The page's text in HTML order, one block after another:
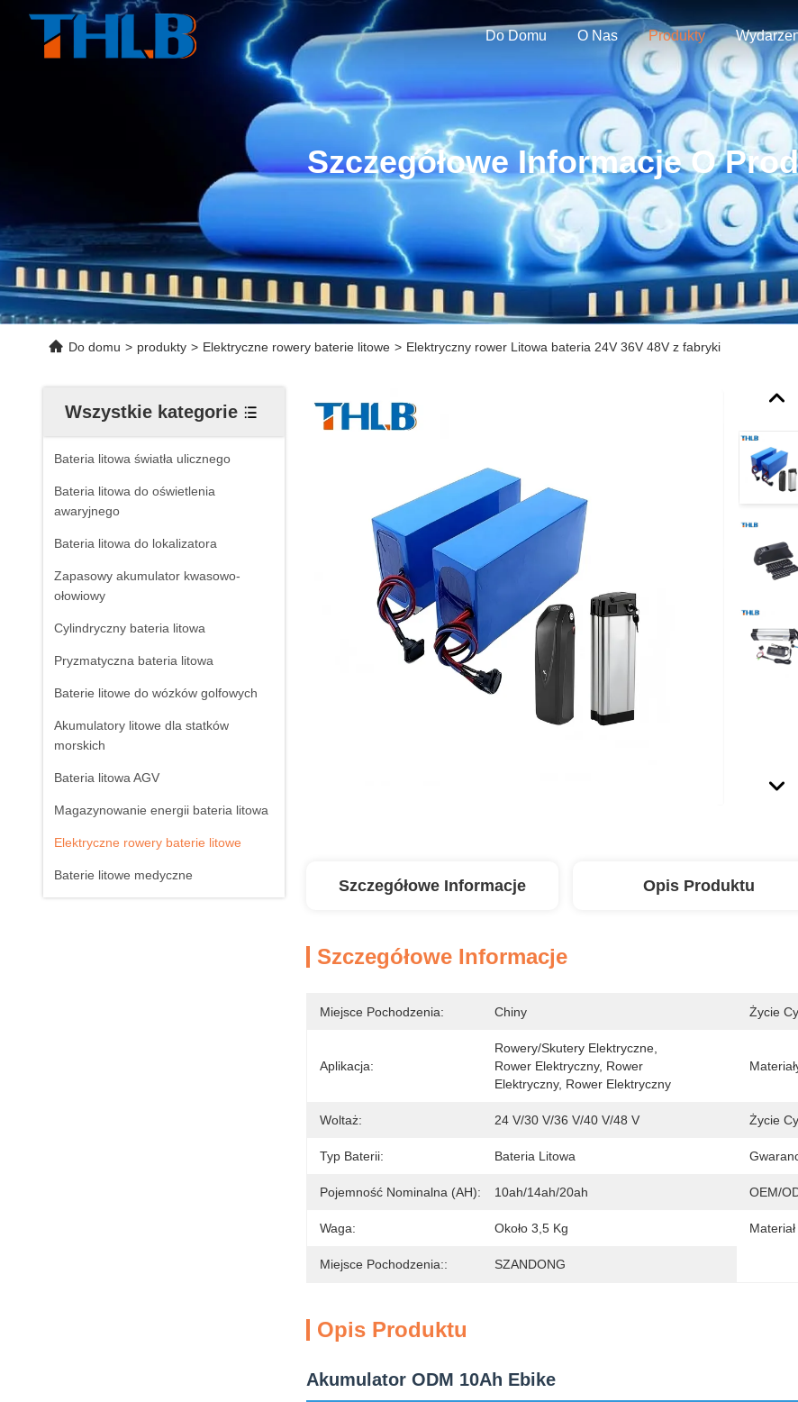
Do Domu O Nas Produkty
Szczegółowe Informacje O
Do domu > produkty > Elektryczne rowery baterie litowe > Elektryczny rower Litowa bateria 24V 36V 48V z fabryki
Wszystkie kategorie
Bateria litowa światła ulicznego
Bateria litowa do oświetlenia
awaryjnego
Bateria litowa do lokalizatora
Zapasowy akumulator kwasowo-
ołowiowy
Cylindryczny bateria litowa
Pryzmatyczna bateria litowa
Baterie litowe do wózków golfowych
Akumulatory litowe dla statków
morskich
Bateria litowa AGV
Magazynowanie energii bateria litowa
Elektryczne rowery baterie litowe
Baterie litowe medyczne
Szczegółowe Informacje Opis Produktu
Szczegółowe Informacje
Miejsce Pochodzenia: Chiny Życie
Aplikacja:
Rowery/skutery Elektryczne,
Rower Elektryczny, Rower
Elektryczny, Rower Elektryczny
Woltaż: 24 V/30 V/36 V/40 V/48 V Życie
Typ Baterii: Bateria Litowa
Pojemność Nominalna (AH): 10ah/14ah/20ah OEM/
Waga: Około 3,5 Kg
Miejsce Pochodzenia:: SZANDONG
Opis Produktu
Akumulator ODM 10Ah Ebike